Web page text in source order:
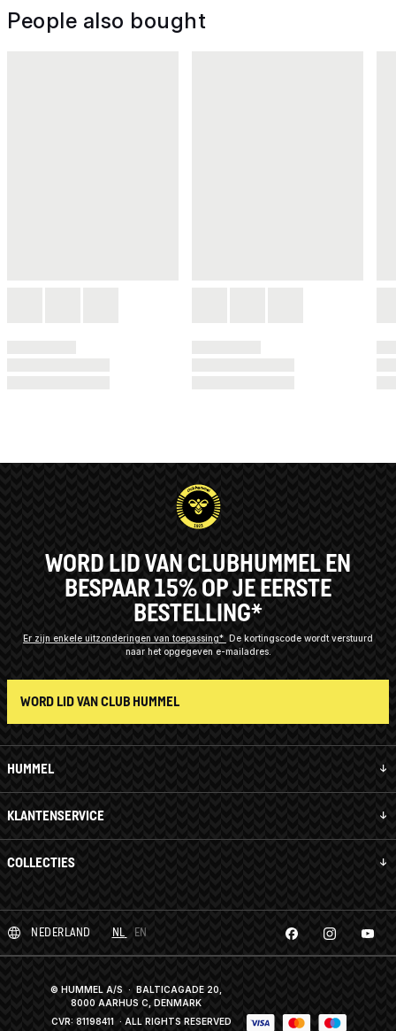
People also bought
HUMMEL
KLANTENSERVICE
COLLECTIES
WORD LID VAN CLUBHUMMEL EN
BESPAAR 15% OP JE EERSTE
BESTELLING*
Er zijn enkele uitzonderingen van toepassing* De kortingscode wordt verstuurd
naar het opgegeven e-mailadres.
WORD LID VAN CLUB HUMMEL
NEDERLAND NL EN
© HUMMEL A/S · BALTICAGADE 20,
8000 AARHUS C, DENMARK
CVR: 81198411 · ALL RIGHTS RESERVED